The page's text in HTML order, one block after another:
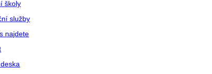
školy
služby
najdete